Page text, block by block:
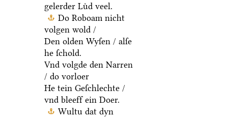
gelerder Luͤd veel.
Do Roboam nicht
volgen wold /
Den olden Wyſen / alſe
he ſchold.
Vnd volgde den Narren
/ do vorloer
He tein Geſchlechte /
vnd bleeff ein Doer.
Wultu dat dyn